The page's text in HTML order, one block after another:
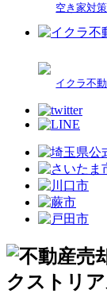
空き家対
イクラ不